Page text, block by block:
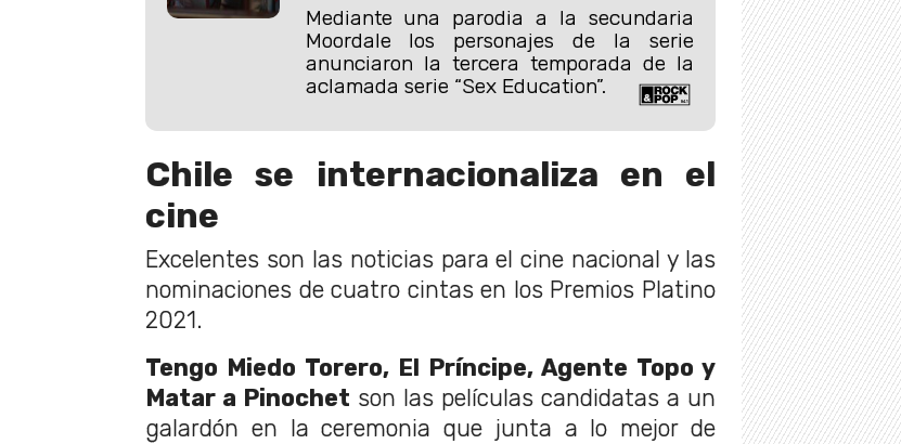
Mediante una parodia a la secundaria
Moordale los personajes de la serie
anunciaron la tercera temporada de la
aclamada serie “Sex Education”.
Chile se internacionaliza en el
cine
Excelentes son las noticias para el cine nacional y las
nominaciones de cuatro cintas en los Premios Platino
2021.
Tengo Miedo Torero, El Príncipe, Agente Topo y
Matar a Pinochet son las películas candidatas a un
galardón en la ceremonia que junta a lo mejor de